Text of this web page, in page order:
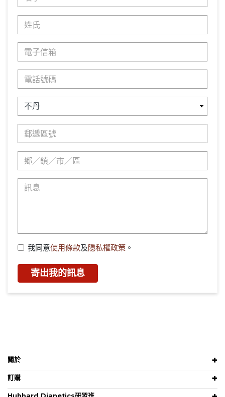
我同意使用條款及隱私權政策 。
寄出我的訊息
關於
訂購